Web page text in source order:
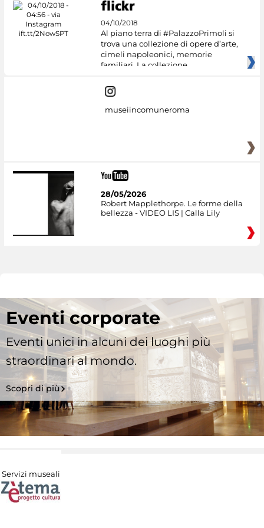
04/10/2018
Al piano terra di #PalazzoPrimoli si
trova una collezione di opere d’arte,
cimeli napoleonici, memorie
familiari. La collezione
museiincomuneroma
28/05/2026
Robert Mapplethorpe. Le forme della
bellezza - VIDEO LIS | Calla Lily
Eventi corporate
Eventi unici in alcuni dei luoghi più
straordinari al mondo.
Scopri di più
Servizi museali